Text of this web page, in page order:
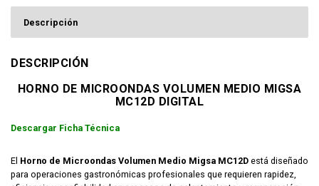
Descripción
DESCRIPCIÓN
HORNO DE MICROONDAS VOLUMEN MEDIO MIGSA
MC12D DIGITAL
Descargar Ficha Técnica
El Horno de Microondas Volumen Medio Migsa MC12D está diseñado
para operaciones gastronómicas profesionales que requieren rapidez,